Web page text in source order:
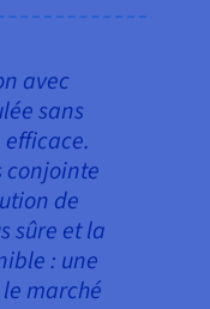
avec
sans
conjointe
de
sûre et la
: une
marché